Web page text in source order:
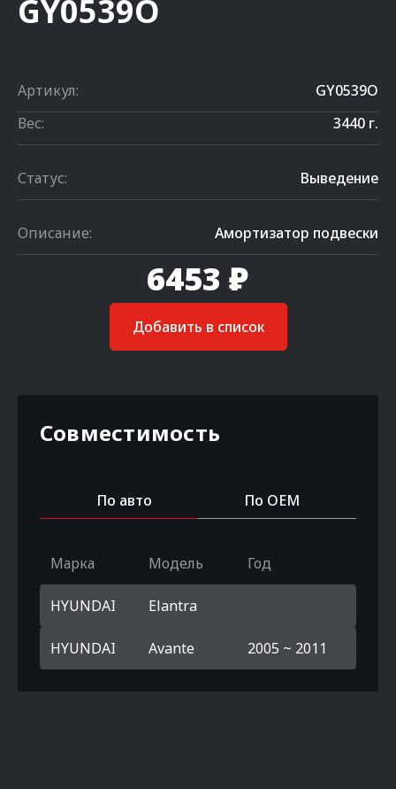
GY0539O
Артикул:
GY0539O
Вес:
3440 г.
Статус: Выведение
Описание: Амортизатор подвески
6453 ₽
Добавить в список
Совместимость
По авто По OEM
Марка Модель Год
HYUNDAI Elantra
HYUNDAI Avante 2005 ~ 2011